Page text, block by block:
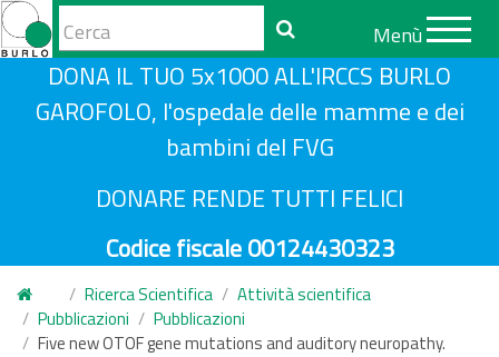
Form
di
ricerca
Cerca
DONA IL TUO 5x1000 ALL'IRCCS BURLO
GAROFOLO, l'ospedale delle mamme e dei
bambini del FVG
DONARE RENDE TUTTI FELICI
Codice fiscale 00124430323
Menù
Ricerca Scientifica
Attività scientifica
Pubblicazioni
Pubblicazioni
Five new OTOF gene mutations and auditory neuropathy.